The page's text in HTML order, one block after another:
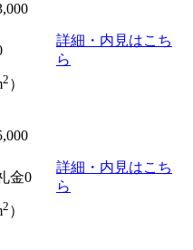
詳細・内見はこち
ら
2 ）
詳細・内見はこち
ら
金0
2 ）